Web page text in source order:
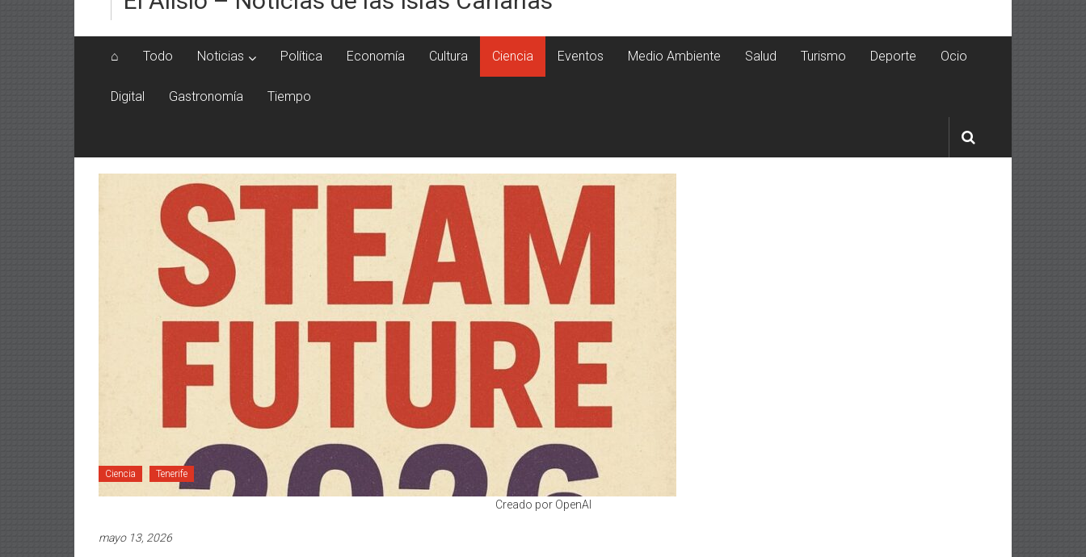
⌂ Todo Noticias Política Economía Cultura Ciencia Eventos Medio Ambiente Salud Turismo Deporte Ocio
Digital Gastronomía Tiempo
Ciencia Tenerife
Creado por OpenAI
mayo 13, 2026